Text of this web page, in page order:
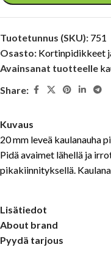
Tuotetunnus (SKU): 751
Osasto: Kortinpidikkeet
Avainsanat tuotteelle
Share:
Kuvaus
20 mm leveä kaulanauha
Pidä avaimet lähellä ja
pikakiinnityksellä.
Lisätiedot
About brand
Pyydä tarjous